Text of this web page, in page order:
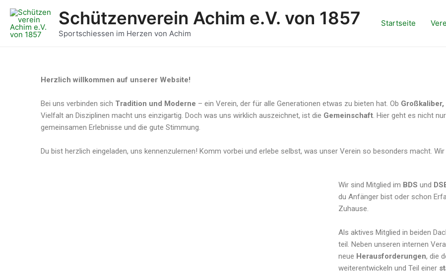
Inhalt
springen
Schützenverein Achim e.V. von 1857
Sportschiessen im Herzen von Achim
Startseite
Herzlich willkommen auf unserer Website!
Bei uns verbinden sich Tradition und Moderne – ein Verein, der für alle Generationen etwas zu bieten hat. Ob
Vielfalt an Disziplinen macht uns einzigartig. Doch was uns wirklich auszeichnet, ist die Gemeinschaft. Hier geht es nicht
gemeinsamen Erlebnisse und die gute Stimmung.
Du bist herzlich eingeladen, uns kennenzulernen! Komm vorbei und erlebe selbst, was unser Verein so besonders macht.
Wir sind Mitglied im BDS und
du Anfänger bist oder schon
Zuhause.
Als aktives Mitglied in beiden
teil. Neben unseren internen
neue Herausforderungen, die
weiterentwickeln und Teil einer